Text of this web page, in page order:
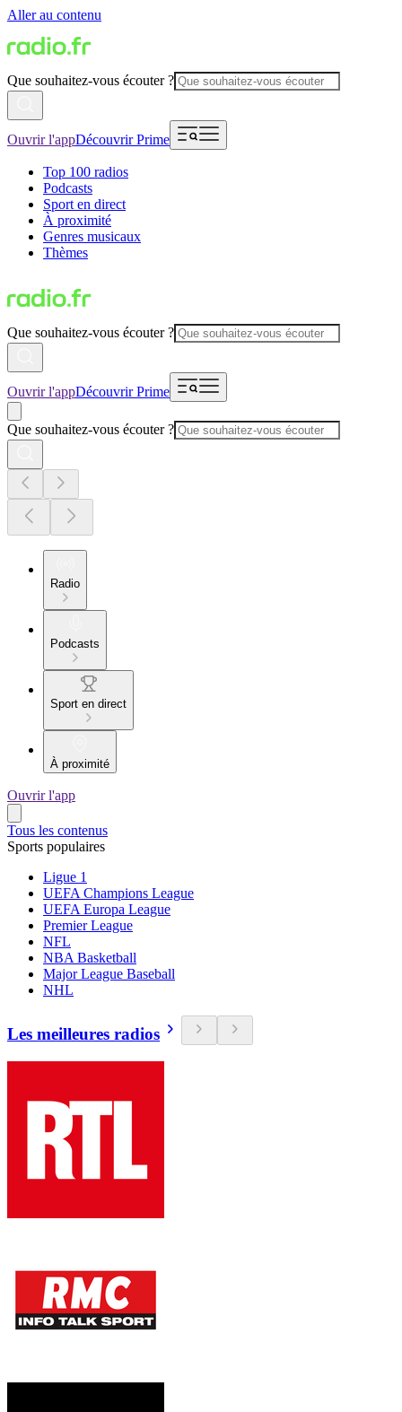
Aller au contenu
Que souhaitez-vous écouter ?
Ouvrir l'appDécouvrir Prime
Top 100 radios
Podcasts
Sport en direct
À proximité
Genres musicaux
Thèmes
Que souhaitez-vous écouter ?
Ouvrir l'appDécouvrir Prime
Que souhaitez-vous écouter ?
Radio
Podcasts
Sport en direct
À proximité
Ouvrir l'app
Tous les contenus
Sports populaires
Ligue 1
UEFA Champions League
UEFA Europa League
Premier League
NFL
NBA Basketball
Major League Baseball
NHL
Les meilleures radios